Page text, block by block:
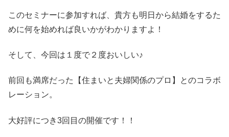
このセミナーに参加すれば、貴方も明日から結婚をするた
めに何を始めれば良いかがわかりますよ！
そして、今回は１度で２度おいしい♪
前回も満席だった【住まいと夫婦関係のプロ】とのコラボ
レーション。
大好評につき3回目の開催です！！